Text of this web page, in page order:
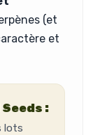
(et
et
:
lots